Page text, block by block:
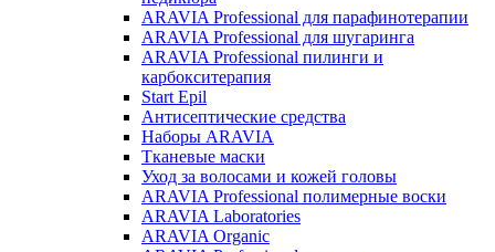
ARAVIA Professional для парафинотерапии
ARAVIA Professional для шугаринга
ARAVIA Professional пилинги и
карбокситерапия
Start Epil
Антисептические средства
Наборы ARAVIA
Тканевые маски
Уход за волосами и кожей головы
ARAVIA Professional полимерные воски
ARAVIA Laboratories
ARAVIA Organic